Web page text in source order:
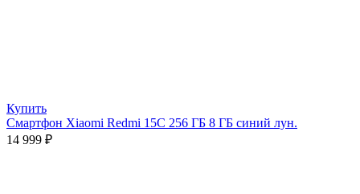
Купить
Смартфон Xiaomi Redmi 15C 256 ГБ 8 ГБ синий лун.
14 999 ₽